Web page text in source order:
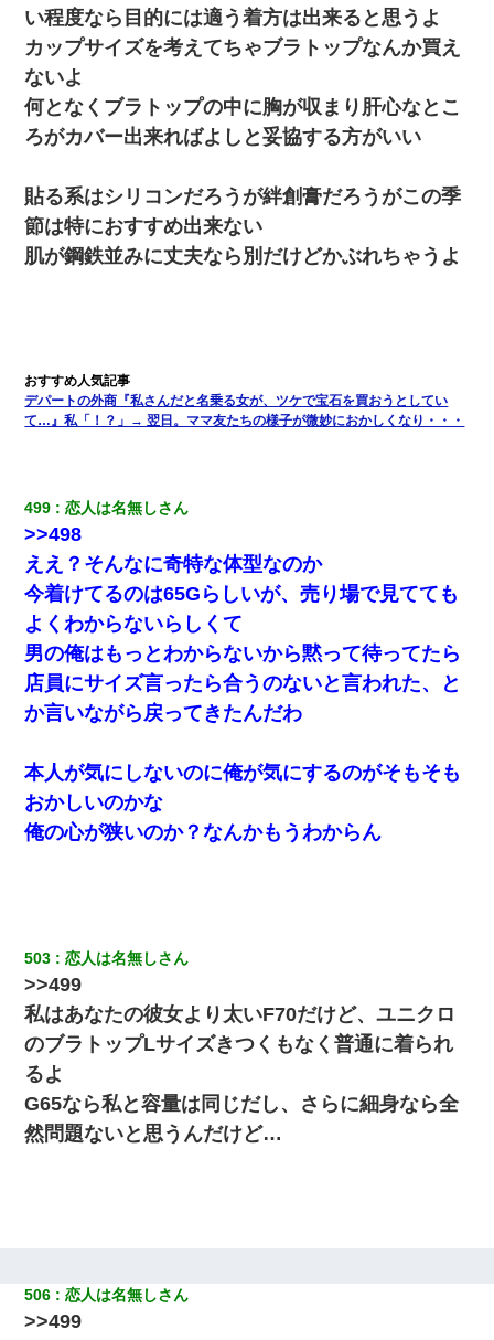
【不幸な結婚式】新郎親族「ブスのくせにドレスなんか着ちゃっ
てさ～ほんと恥ずかしいわよね～（大声」新郎両親「！！！（土
下座」→ 結果・・・
【クズ】昔、兄がお見合いして「ブスすぎｗｗｗ」と断った女性
が、兄の同級生と結婚。それを知った兄は荒れ狂い、｢嫁さん、俺
夫の友達がBBQを定期的に開催して夫婦で参加してたんだけど、
女性側のリーダーみたいな人に「BBQは友達とやりなよ！」と言
われて…
ずっとニートだと思ってた同居の義弟が投資で旦那より稼いでる
とか知らなかった…
【GJ!】会社から帰宅中、広い駐車場にエンジンかけっ放しの車を
発見。しかも「ヒィ～」みたいな声も聞こえてきたので気になっ
て近寄ったら女の子がおっさんの下敷きになってた
日航機墜落事故の「ここからは日本語で大丈夫ですよ〜」の絶望
感がヤバイ・・・
彼女にプロポーズしてOK貰った俺、告げられた結婚条件にブチ切
れて無事婚約破棄・・・
夫に癌の余命宣告。その闘病中に長女から信じられない言葉を受
けた
「私を家に置いてほしい、どうか見捨てないで(土下座」俺・嫁
「…」
妻が亡くなったんだけど正直ガチで嬉しい
元旦那から復縁要請。息子「最新型のiPhoneも買えない貧乏は嫌
だ、再婚して」私「なら父親と暮らせ」息子「やった＾＾」私
（もう手遅れだったんだな…）
ら・・・
い程度なら目的には適う着方は出来ると思うよ
カップサイズを考えてちゃブラトップなんか買え
ないよ
何となくブラトップの中に胸が収まり肝心なとこ
ろがカバー出来ればよしと妥協する方がいい
貼る系はシリコンだろうが絆創膏だろうがこの季
節は特におすすめ出来ない
肌が鋼鉄並みに丈夫なら別だけどかぶれちゃうよ
デパートの外商『私さんだと名乗る女が、ツケで宝石を買おうとしてい
て…』私「！？」→ 翌日。ママ友たちの様子が微妙におかしくなり・・・
499 恋人は名無しさん
>>498
ええ？そんなに奇特な体型なのか
今着けてるのは65Gらしいが、売り場で見てても
よくわからないらしくて
男の俺はもっとわからないから黙って待ってたら
店員にサイズ言ったら合うのないと言われた、と
か言いながら戻ってきたんだわ
本人が気にしないのに俺が気にするのがそもそも
おかしいのかな
俺の心が狭いのか？なんかもうわからん
503 恋人は名無しさん
>>499
私はあなたの彼女より太いF70だけど、ユニクロ
のブラトップLサイズきつくもなく普通に着られ
るよ
G65なら私と容量は同じだし、さらに細身なら全
然問題ないと思うんだけど…
506 恋人は名無しさん
>>499